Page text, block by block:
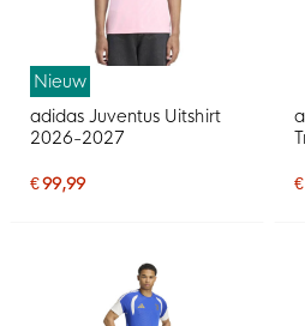
Nieuw
adidas Juventus Uitshirt
2026-2027
€ 99,99